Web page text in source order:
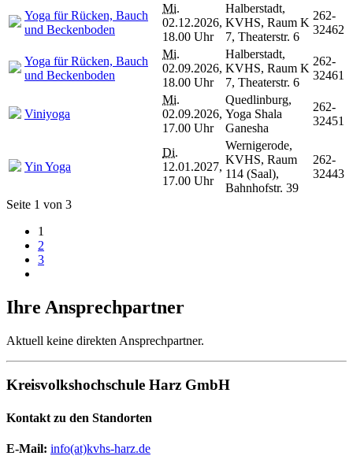
Yoga für Rücken, Bauch
und Beckenboden
Mi.
02.12.2026,
18.00 Uhr
Halberstadt,
KVHS, Raum K
7, Theaterstr. 6
262-
32462
Yoga für Rücken, Bauch
und Beckenboden
Mi.
02.09.2026,
18.00 Uhr
Halberstadt,
KVHS, Raum K
7, Theaterstr. 6
262-
32461
Viniyoga
Mi.
02.09.2026,
17.00 Uhr
Quedlinburg,
Yoga Shala
Ganesha
262-
32451
Yin Yoga
Di.
12.01.2027,
17.00 Uhr
Wernigerode,
KVHS, Raum
114 (Saal),
Bahnhofstr. 39
262-
32443
Seite 1 von 3
1
2
3
Ihre Ansprechpartner
Aktuell keine direkten Ansprechpartner.
Kreisvolkshochschule Harz GmbH
Kontakt zu den Standorten
E-Mail: info(at)kvhs-harz.de